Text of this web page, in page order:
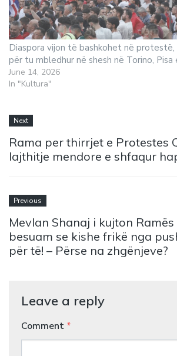
Diaspora vijon të bashkohet në
për tu mbledhur në shesh në Torino, Pisa
June 14, 2026
In "Kultura"
Next
Rama per thirrjet e Protestes
lajthitje mendore e shfaqur
Previous
Mevlan Shanaj i kujton Ramës
besuam se kishe frikë nga
për të! – Përse na zhgënjeve?
Leave a reply
Comment *